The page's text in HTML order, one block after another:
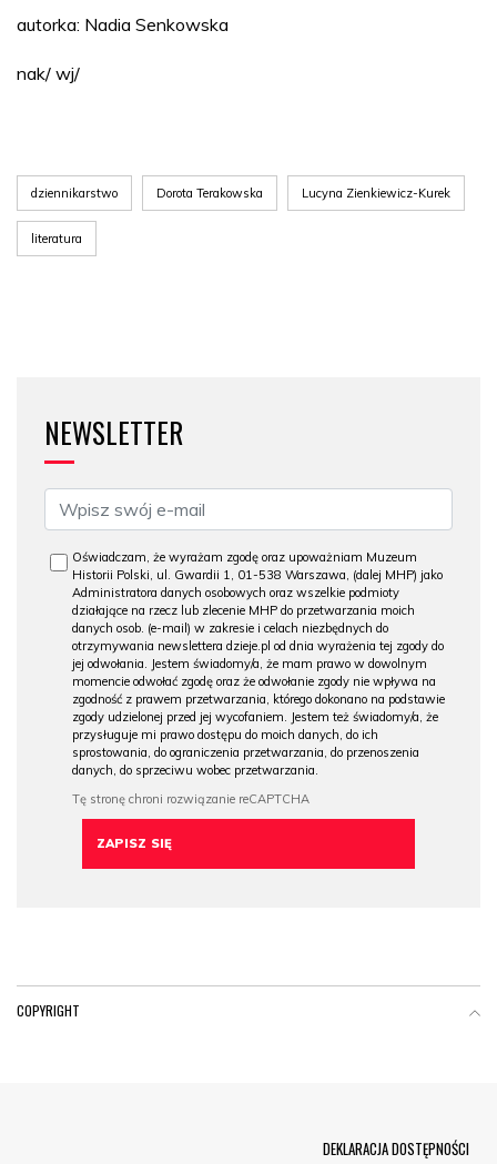
autorka: Nadia Senkowska
nak/ wj/
dziennikarstwo Dorota Terakowska Lucyna Zienkiewicz-Kurek
literatura
NEWSLETTER
Oświadczam, że wyrażam zgodę oraz upoważniam Muzeum
Historii Polski, ul. Gwardii 1, 01-538 Warszawa, (dalej MHP) jako
Administratora danych osobowych oraz wszelkie podmioty
działające na rzecz lub zlecenie MHP do przetwarzania moich
danych osob. (e-mail) w zakresie i celach niezbędnych do
otrzymywania newslettera dzieje.pl od dnia wyrażenia tej zgody do
jej odwołania. Jestem świadomy/a, że mam prawo w dowolnym
momencie odwołać zgodę oraz że odwołanie zgody nie wpływa na
zgodność z prawem przetwarzania, którego dokonano na podstawie
zgody udzielonej przed jej wycofaniem. Jestem też świadomy/a, że
przysługuje mi prawo dostępu do moich danych, do ich
sprostowania, do ograniczenia przetwarzania, do przenoszenia
danych, do sprzeciwu wobec przetwarzania.
COPYRIGHT
DEKLARACJA DOSTĘPNOŚCI